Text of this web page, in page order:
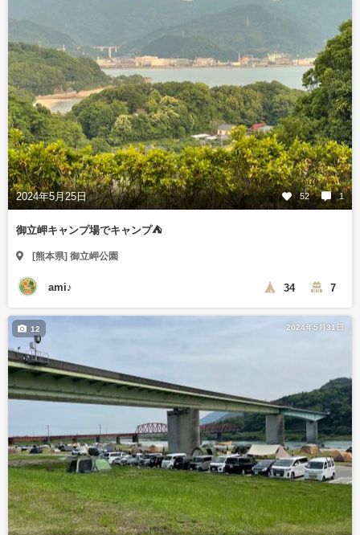
2024年5月25日 52 1
御立岬キャンプ場でキャンプ⛺️
[熊本県] 御立岬公園
ami♪ 34 7
2024年5月31日
12